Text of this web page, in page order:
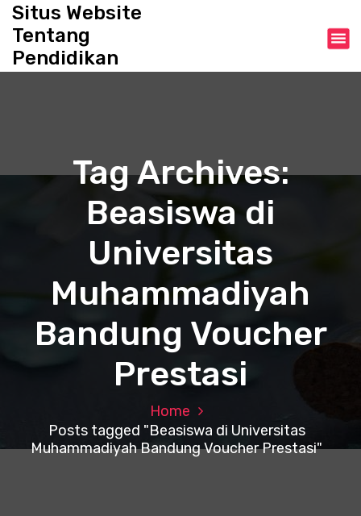
Situs Website
Tentang
Pendidikan
Tag Archives:
Beasiswa di
Universitas
Muhammadiyah
Bandung Voucher
Prestasi
Home
Posts tagged "Beasiswa di Universitas
Muhammadiyah Bandung Voucher Prestasi"